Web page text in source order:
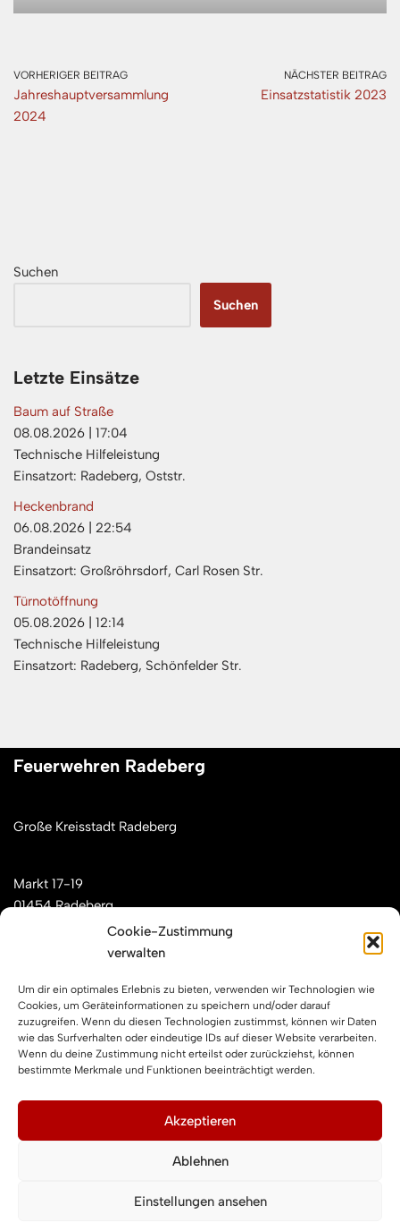
Cookie-Zustimmung
verwalten
Um dir ein optimales Erlebnis zu bieten, verwenden wir Technologien wie
Cookies, um Geräteinformationen zu speichern und/oder darauf
zuzugreifen. Wenn du diesen Technologien zustimmst, können wir Daten
wie das Surfverhalten oder eindeutige IDs auf dieser Website verarbeiten.
Wenn du deine Zustimmung nicht erteilst oder zurückziehst, können
bestimmte Merkmale und Funktionen beeinträchtigt werden.
Akzeptieren
Ablehnen
Einstellungen ansehen
VORHERIGER BEITRAG
Jahreshauptversammlung
2024
NÄCHSTER BEITRAG
Einsatzstatistik 2023
Suchen
Suchen
Letzte Einsätze
Baum auf Straße
08.08.2026
17:04
Technische Hilfeleistung
Einsatzort: Radeberg, Oststr.
Heckenbrand
06.08.2026
22:54
Brandeinsatz
Einsatzort: Großröhrsdorf, Carl Rosen Str.
Türnotöffnung
05.08.2026
12:14
Technische Hilfeleistung
Einsatzort: Radeberg, Schönfelder Str.
Feuerwehren Radeberg
Große Kreisstadt Radeberg
Markt 17-19
01454 Radeberg
Mail: kontakt[at]feuerwehren-radeberg.de
Feuerwehren Radeberg im Internet
Facebook Instagram YouTube
Impressum und Datenschutz
Datenschutzerklärung